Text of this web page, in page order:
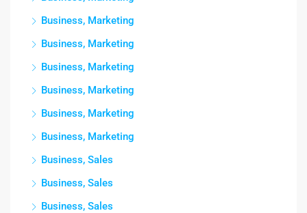
Business, Marketing
Business, Marketing
Business, Marketing
Business, Marketing
Business, Marketing
Business, Marketing
Business, Sales
Business, Sales
Business, Sales